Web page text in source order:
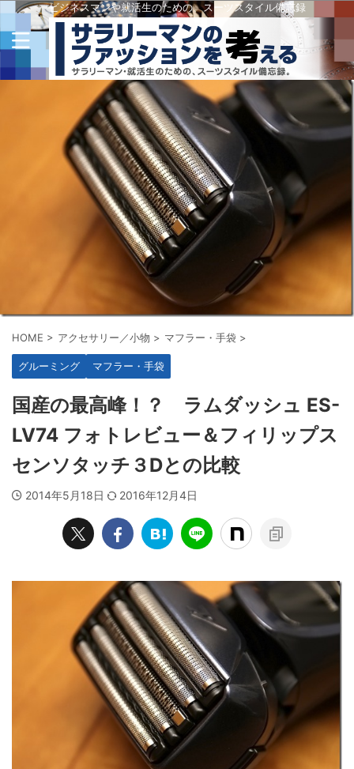
ビジネスマンや就活生のための、スーツスタイル備忘録
HOME > アクセサリー／小物 > マフラー・手袋 >
グルーミング マフラー・手袋
国産の最高峰！？ ラムダッシュ ES-
LV74 フォトレビュー＆フィリップス
センソタッチ３Dとの比較
2014年5月18日 2016年12月4日